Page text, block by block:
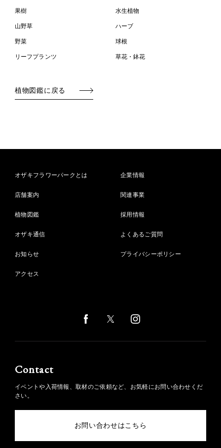
果樹 水生植物
山野草 ハーブ
野菜 球根
リーフプランツ 草花・鉢花
植物図鑑に戻る
オザキフラワーパークとは
店舗案内
植物図鑑
オザキ通信
お知らせ
アクセス
企業情報
関連事業
採用情報
よくあるご質問
プライバシーポリシー
Contact
イベントや入荷情報、取材のご依頼など、お気軽にお問い合わせくだ
さい。
お問い合わせはこちら